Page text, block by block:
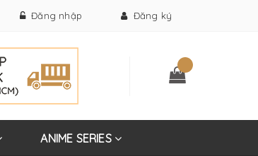
Đăng nhập Đăng ký
ANIME SERIES